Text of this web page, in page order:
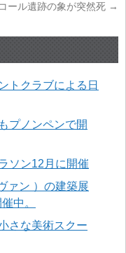
ール遺跡の象が突然死 →
トクラブによる日
プノンペンで開
ソン12月に開催
ァン ）の建築展
中。
さな美術スクー